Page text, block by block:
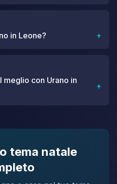
in Leone? +
meglio con Urano in
+
tema natale